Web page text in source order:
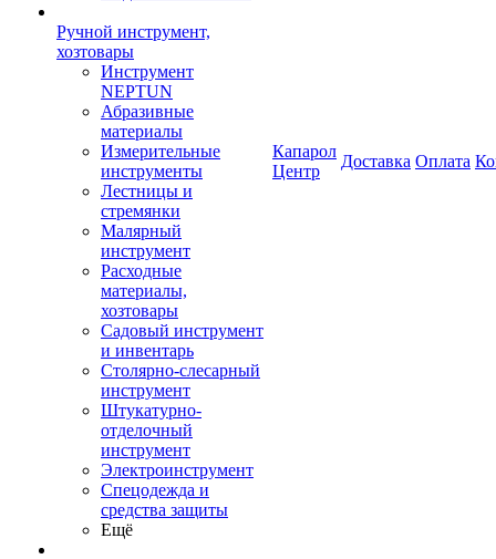
Ручной инструмент,
хозтовары
Инструмент
NEPTUN
Абразивные
материалы
Измерительные
инструменты
Лестницы и
стремянки
Малярный
инструмент
Расходные
материалы,
хозтовары
Садовый инструмент
и инвентарь
Столярно-слесарный
инструмент
Штукатурно-
отделочный
инструмент
Электроинструмент
Спецодежда и
средства защиты
Ещё
Капарол
Центр
Доставка Оплата